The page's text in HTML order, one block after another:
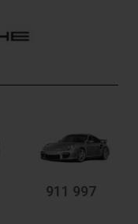
911 997